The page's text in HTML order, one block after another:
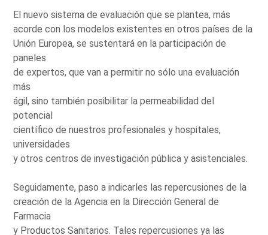
El nuevo sistema de evaluación que se plantea, más
acorde con los modelos existentes en otros países de la
Unión Europea, se sustentará en la participación de
paneles
de expertos, que van a permitir no sólo una evaluación
más
ágil, sino también posibilitar la permeabilidad del
potencial
científico de nuestros profesionales y hospitales,
universidades
y otros centros de investigación pública y asistenciales.
Seguidamente, paso a indicarles las repercusiones de la
creación de la Agencia en la Dirección General de
Farmacia
y Productos Sanitarios. Tales repercusiones ya las